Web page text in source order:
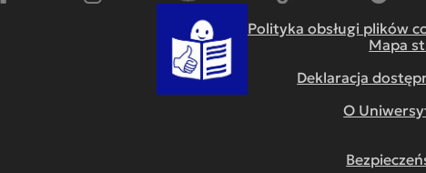
Polityka obsługi plików
Mapa
Deklaracja
O